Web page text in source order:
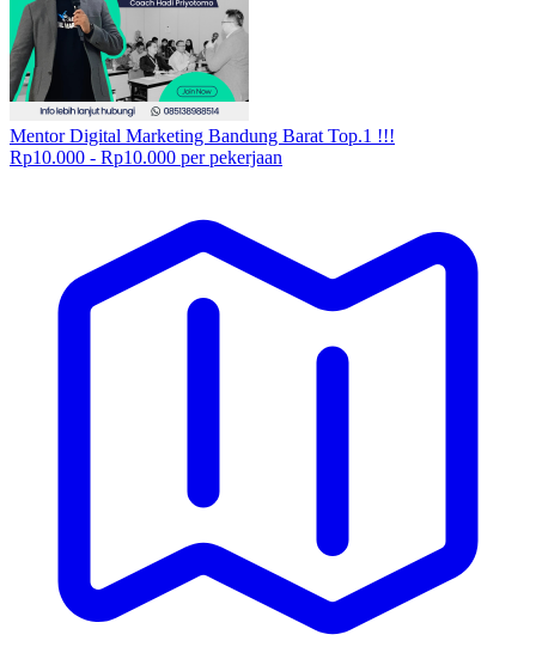
Mentor Digital Marketing Bandung Barat Top.1 !!!
Rp10.000 - Rp10.000 per pekerjaan